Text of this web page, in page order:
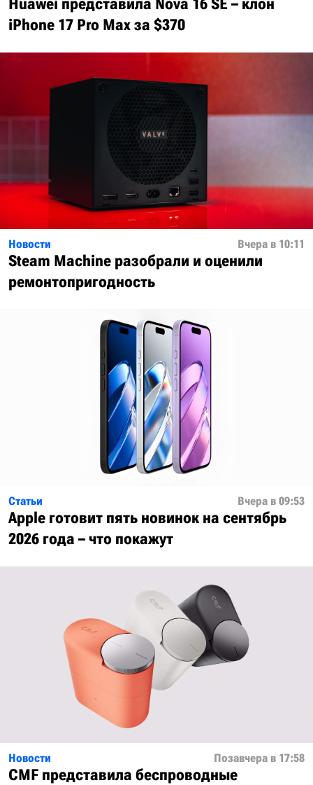
Huawei представила Nova 16 SE – клон
iPhone 17 Pro Max за $370
Новости Вчера в 10:11
Steam Machine разобрали и оценили
ремонтопригодность
Статьи Вчера в 09:53
Apple готовит пять новинок на сентябрь
2026 года – что покажут
Новости Позавчера в 17:58
CMF представила беспроводные